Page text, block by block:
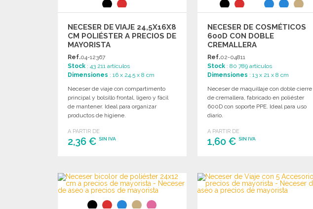
NECESER DE VIAJE 24,5X16X8
CM POLIÉSTER A PRECIOS DE
MAYORISTA
Ref.04-12367
Stock : 43 211 artículos
Dimensiones : 16 x 24.5 x 8 cm
Neceser de viaje con compartimento
principal y bolsillo frontal, ligero y fácil
de mantener. Ideal para organizar
productos de higiene.
A PARTIR DE
2,36 € SIN IVA
Solicitar un presupuesto
NECESER DE COSMÉTICOS
600D CON DOBLE
CREMALLERA
Ref.02-04811
Stock : 80 789 artículos
Dimensiones : 13 x 21 x 8 cm
Neceser de maquillaje con doble cierre
de cremallera, fabricado en poliéster
600D con soporte PPE. Ideal para uso
diario.
A PARTIR DE
1,60 €SIN IVA
Solicitar un presupuesto